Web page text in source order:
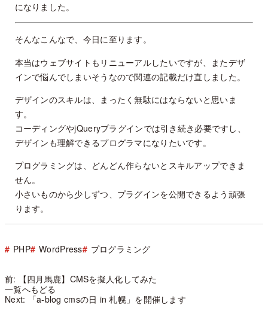
になりました。
そんなこんなで、今日に至ります。
本当はウェブサイトもリニューアルしたいですが、またデザ
インで悩んでしまいそうなので関連の記載だけ直しました。
デザインのスキルは、まったく無駄にはならないと思いま
す。
コーディングやjQueryプラグインでは引き続き必要ですし、
デザインも理解できるプログラマになりたいです。
プログラミングは、どんどん作らないとスキルアップできま
せん。
小さいものから少しずつ、プラグインを公開できるよう頑張
ります。
PHP WordPress プログラミング
前: 【四月馬鹿】CMSを擬人化してみた
一覧へもどる
Next: 「a-blog cmsの日 in 札幌」を開催します